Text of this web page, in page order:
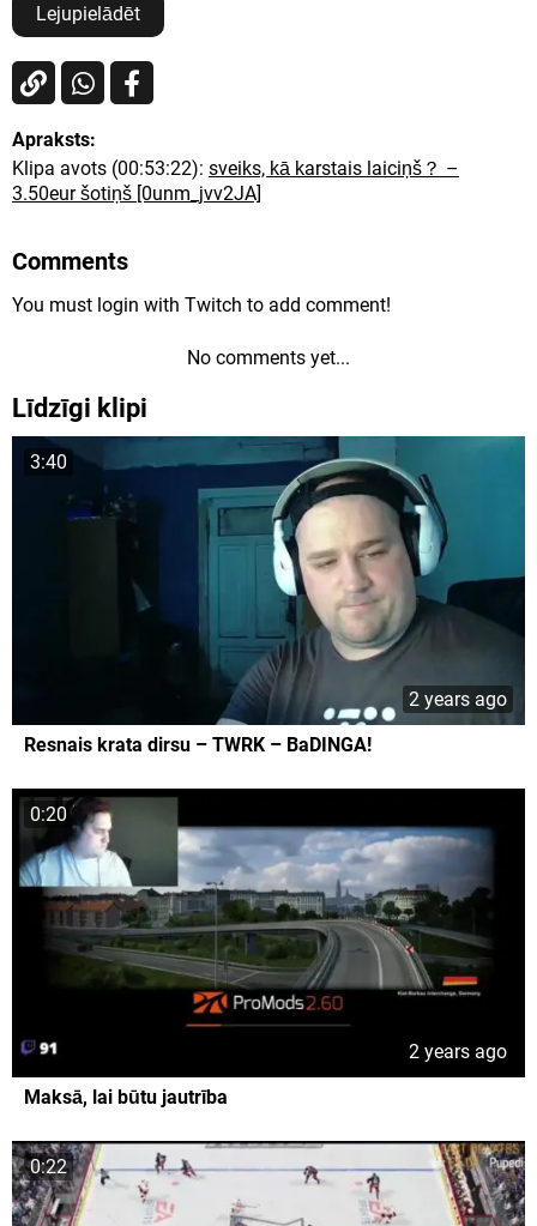
Lejupielādēt
Apraksts:
Klipa avots (00:53:22): sveiks, kā karstais laiciņš？ –
3.50eur šotiņš [0unm_jvv2JA]
Comments
You must login with Twitch to add comment!
No comments yet...
Līdzīgi klipi
3:40
2 years ago
Resnais krata dirsu – TWRK – BaDINGA!
0:20
2 years ago
Maksā, lai būtu jautrība
0:22